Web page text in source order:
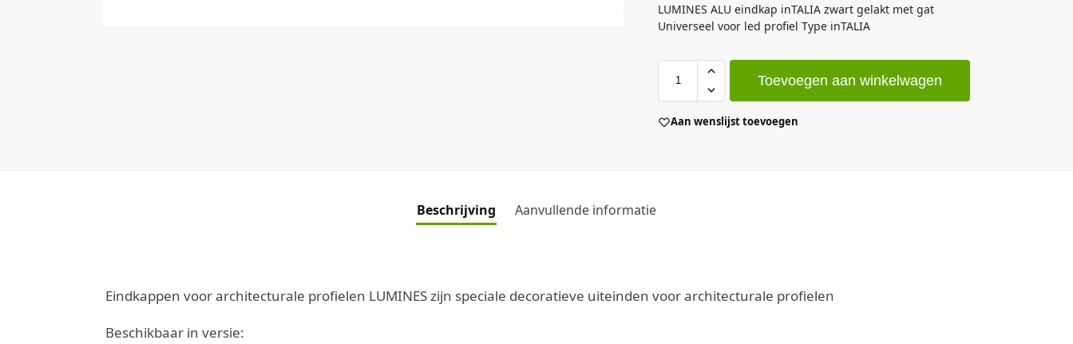
LUMINES ALU eindkap inTALIA zwart gelakt met gat
Universeel voor led profiel Type inTALIA
Toevoegen aan winkelwagen
Aan wenslijst toevoegen
Beschrijving Aanvullende informatie
Eindkappen voor architecturale profielen LUMINES zijn speciale decoratieve uiteinden voor architecturale profielen
Beschikbaar in versie: